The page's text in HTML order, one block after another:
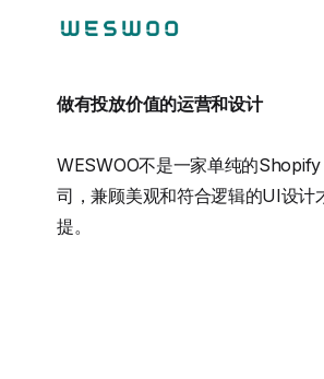
做有投放价值的运营和设计
WESWOO不是一家单纯的
司，兼顾美观和符合逻辑的UI设计
提。